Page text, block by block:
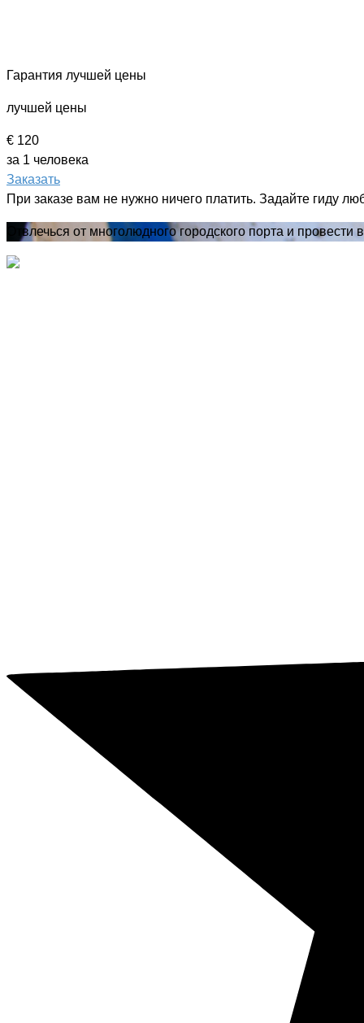
Гарантия лучшей цены
лучшей цены
€ 120
за 1 человека
Заказать
При заказе вам не нужно ничего платить. Задайте гиду
Отвлечься от многолюдного городского порта и